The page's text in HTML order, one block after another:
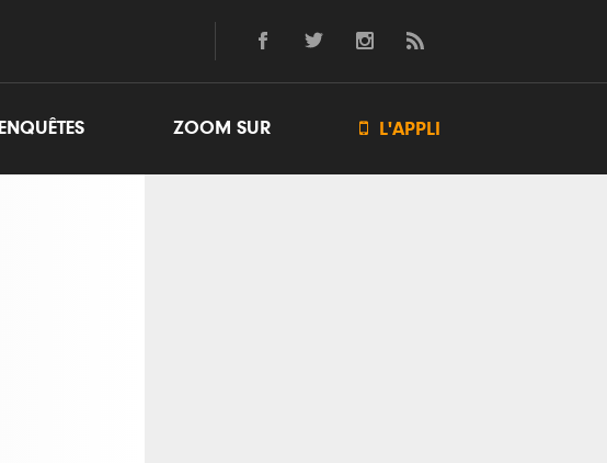
ENQUÊTES ZOOM SUR  L'APPLI